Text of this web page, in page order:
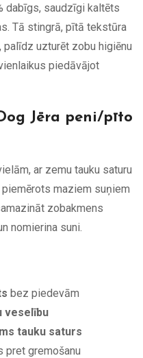
dabīgs, saudzīgi kaltēts
Tā stingrā, pītā tekstūra
palīdz uzturēt zobu higiēnu
piedāvājot
Jēra peni/pīto
ar zemu tauku saturu
maziem suņiem
zobakmens
nomierina suni.
bez piedevām
veselību
tauku saturs
pret gremošanu